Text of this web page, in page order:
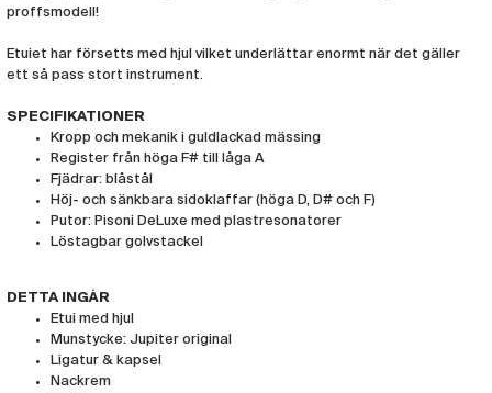
proffsmodell!
Etuiet har försetts med hjul vilket underlättar enormt när det gäller
ett så pass stort instrument.
SPECIFIKATIONER
Kropp och mekanik i guldlackad mässing
Register från höga F# till låga A
Fjädrar: blåstål
Höj- och sänkbara sidoklaffar (höga D, D# och F)
Putor: Pisoni DeLuxe med plastresonatorer
Löstagbar golvstackel
DETTA INGÅR
Etui med hjul
Munstycke: Jupiter original
Ligatur & kapsel
Nackrem